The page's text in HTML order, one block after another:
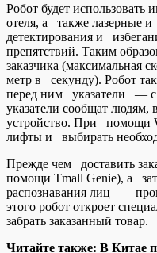
Робот будет
отеля, а также лазерные
детектирования и
препятствий. Таким
заказчика
метр в секунду). Робот
перед ним указатели —
указатели сообщат
устройство. При помощи
лифты и выбирать
Прежде чем доставить
помощи Tmall Genie), а
распознавания лиц —
этого робот откроет
забрать заказанный товар.
Читайте также: В Китае